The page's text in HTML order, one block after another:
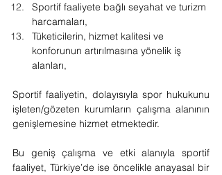
Sportif faaliyete bağlı seyahat ve turizm
harcamaları,
Tüketicilerin, hizmet kalitesi ve
konforunun artırılmasına yönelik iş
alanları,
Sportif faaliyetin, dolayısıyla spor hukukunu
işleten/gözeten kurumların çalışma alanının
genişlemesine hizmet etmektedir.
Bu geniş çalışma ve etki alanıyla sportif
faaliyet, Türkiye’de ise öncelikle anayasal bir